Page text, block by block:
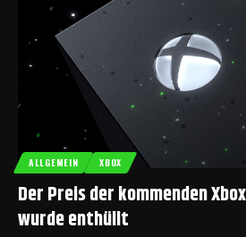
ALLGEMEIN XBOX
Der Preis der kommenden
wurde enthüllt